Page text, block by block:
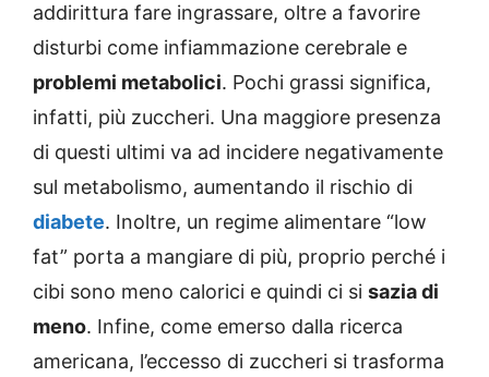
addirittura fare ingrassare, oltre a favorire
disturbi come infiammazione cerebrale e
problemi metabolici. Pochi grassi significa,
infatti, più zuccheri. Una maggiore presenza
di questi ultimi va ad incidere negativamente
sul metabolismo, aumentando il rischio di
diabete. Inoltre, un regime alimentare “low
fat” porta a mangiare di più, proprio perché i
cibi sono meno calorici e quindi ci si sazia di
meno. Infine, come emerso dalla ricerca
americana, l’eccesso di zuccheri si trasforma